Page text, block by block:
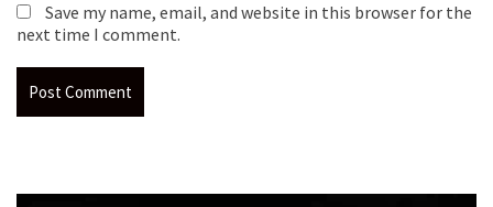
Save my name, email, and website in this browser for the
next time I comment.